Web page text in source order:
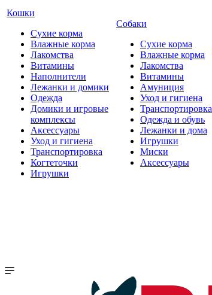
Кошки
Сухие корма
Влажные корма
Лакомства
Витамины
Наполнители
Лежанки и домики
Одежда
Домики и игровые
комплексы
Аксессуары
Уход и гигиена
Транспортировка
Когтеточки
Игрушки
Собаки
Сухие корма
Влажные корма
Лакомства
Витамины
Амуниция
Уход и гигиена
Транспортировка
Одежда и обувь
Лежанки и дома
Игрушки
Миски
Аксессуары